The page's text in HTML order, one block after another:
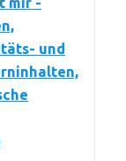
und